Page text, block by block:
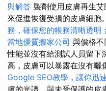
與解答 製劑使用皮膚再生
來促進恢復受損的皮膚細胞
務，確保您的帳務清晰透明
當地優質搬家公司 與價格不
性能並沒有給測試人員留下
高，皮膚可以暴露在沒有曬
Google SEO教學，讓你迅
膚的光譜，與未受保護的皮